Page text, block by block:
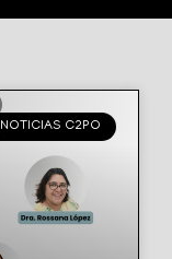
NOTICIAS C2PO